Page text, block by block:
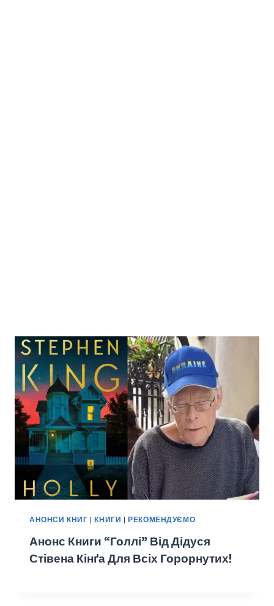
АНОНСИ КНИГ |КНИГИ |РЕКОМЕНДУЄМО
Анонс Книги “Голлі” Від Дідуся
Стівена Кінґа Для Всіх Горорнутих!